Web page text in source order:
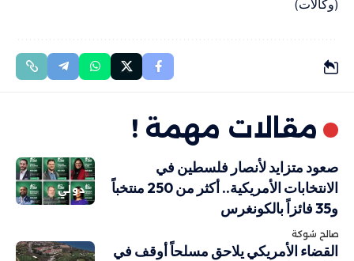
(وكالات)
مقالات مهمة !
دولي
صعود متزايد لأنصار فلسطين في
الانتخابات الأمريكية.. أكثر من 250 منتخباً
و35 فائزاً بالكونغرس
صالح شوكة
القضاء الأمريكي يلاحق مسلحاً أوقف في